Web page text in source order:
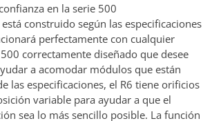
en la serie 500
construido según las especificaciones
perfectamente con cualquier
correctamente diseñado que desee
a acomodar módulos que están
las especificaciones, el R6 tiene orificios
variable para ayudar a que el
sea lo más sencillo posible. La función